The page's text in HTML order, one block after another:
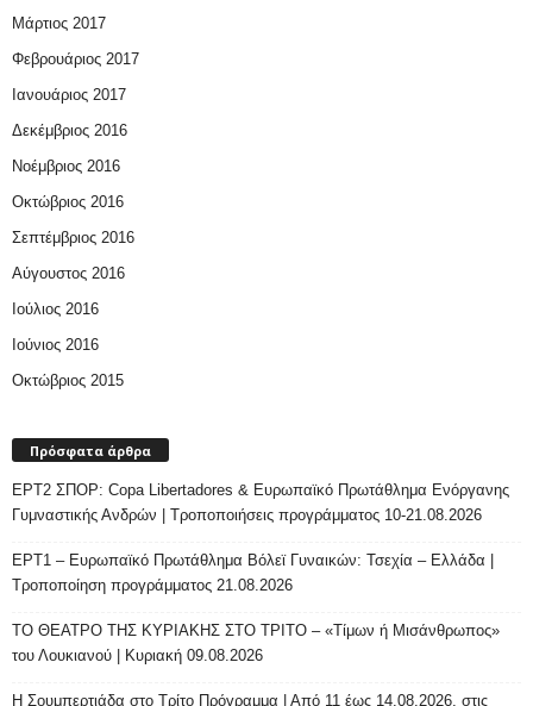
Μάρτιος 2017
Φεβρουάριος 2017
Ιανουάριος 2017
Δεκέμβριος 2016
Νοέμβριος 2016
Οκτώβριος 2016
Σεπτέμβριος 2016
Αύγουστος 2016
Ιούλιος 2016
Ιούνιος 2016
Οκτώβριος 2015
Πρόσφατα άρθρα
ΕΡΤ2 ΣΠΟΡ: Copa Libertadores & Ευρωπαϊκό Πρωτάθλημα Ενόργανης
Γυμναστικής Ανδρών | Τροποποιήσεις προγράμματος 10-21.08.2026
ΕΡΤ1 – Ευρωπαϊκό Πρωτάθλημα Βόλεϊ Γυναικών: Τσεχία – Ελλάδα |
Τροποποίηση προγράμματος 21.08.2026
ΤΟ ΘΕΑΤΡΟ ΤΗΣ ΚΥΡΙΑΚΗΣ ΣΤΟ ΤΡΙΤΟ – «Τίμων ή Μισάνθρωπος»
του Λουκιανού | Κυριακή 09.08.2026
H Σουμπερτιάδα στο Τρίτο Πρόγραμμα | Από 11 έως 14.08.2026, στις